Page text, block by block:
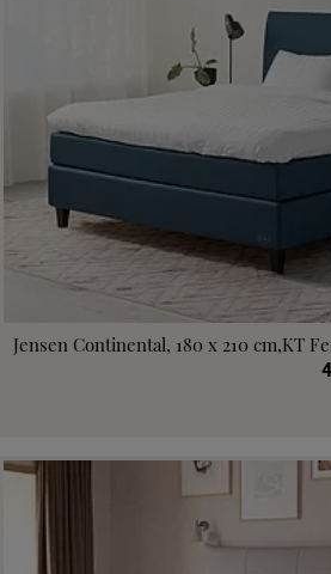
Jensen Continental, 180 x 210 cm,KT